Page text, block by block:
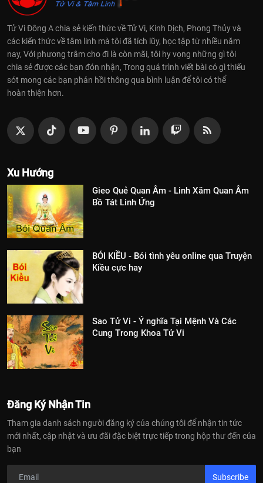
Tử Vi Đông A chia sẻ kiến thức về Tử Vi, Kinh Dịch, Phong Thủy và
các kiến thức về tâm linh mà tôi đã tích lũy, học tập từ nhiều năm
nay, Với phương trâm cho đi là còn mãi, tôi hy vọng những gì tôi
chia sẻ được các bạn đón nhận, Trong quá trình viết bài có gì thiếu
sót mong các bạn phản hồi thông qua bình luận để tôi có thể
hoàn thiện hơn.
Xu Hướng
Gieo Quẻ Quan Âm - Linh Xăm Quan Âm
Bồ Tát Linh Ứng
BÓI KIỀU - Bói tình yêu online qua Truyện
Kiều cực hay
Sao Tử Vi - Ý nghĩa Tại Mệnh Và Các
Cung Trong Khoa Tử Vi
Đăng Ký Nhận Tin
Tham gia danh sách người đăng ký của chúng tôi để nhận tin tức
mới nhất, cập nhật và ưu đãi đặc biệt trực tiếp trong hộp thư đến của
bạn
Subscribe